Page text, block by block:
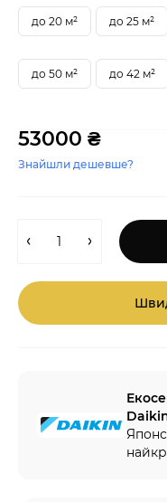
до 20 м² до 25 м²
до 50 м² до 42 м²
53000 ₴
Знайшли дешевше?